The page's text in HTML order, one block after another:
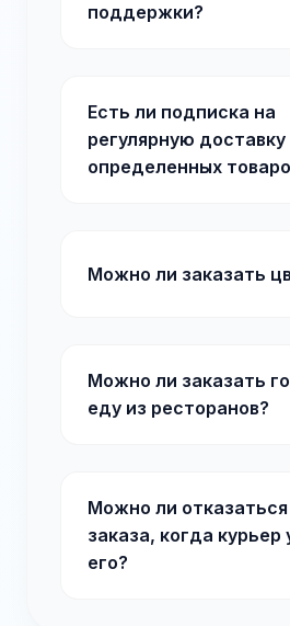
поддержки?
Есть ли подписка на
регулярную доставку
определенных
Можно ли заказать
Можно ли заказать
еду из ресторанов?
Можно ли отказаться
заказа, когда курьер
его?